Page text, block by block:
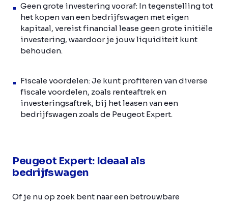
Geen grote investering vooraf: In tegenstelling tot
het kopen van een bedrijfswagen met eigen
kapitaal, vereist financial lease geen grote initiële
investering, waardoor je jouw liquiditeit kunt
behouden.
Fiscale voordelen: Je kunt profiteren van diverse
fiscale voordelen, zoals renteaftrek en
investeringsaftrek, bij het leasen van een
bedrijfswagen zoals de Peugeot Expert.
Peugeot Expert: Ideaal als
bedrijfswagen
Of je nu op zoek bent naar een betrouwbare